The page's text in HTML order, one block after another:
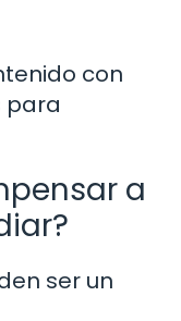
con
para
a
ser un